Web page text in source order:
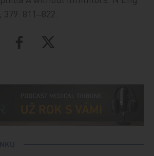
379: 811‒822.